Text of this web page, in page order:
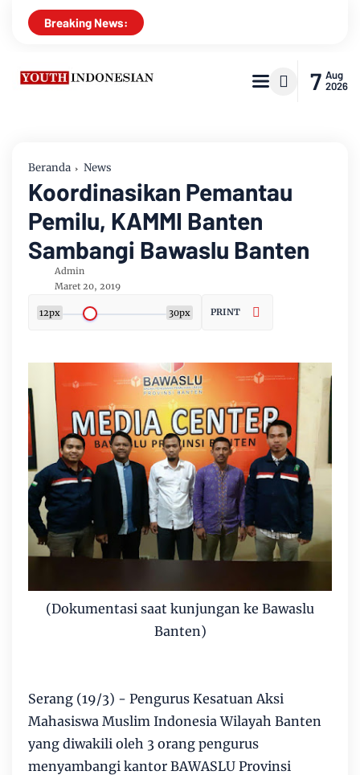
Breaking News:
7 Aug
2026
Beranda News
Koordinasikan Pemantau
Pemilu, KAMMI Banten
Sambangi Bawaslu Banten
Admin
Maret 20, 2019
12px 30px PRINT
(Dokumentasi saat kunjungan ke Bawaslu
Banten)
Serang (19/3) - Pengurus Kesatuan Aksi
Mahasiswa Muslim Indonesia Wilayah Banten
yang diwakili oleh 3 orang pengurus
menyambangi kantor BAWASLU Provinsi